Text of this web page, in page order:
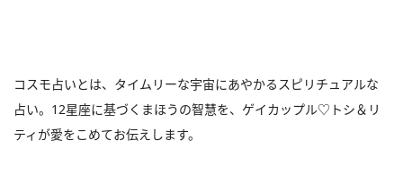
コスモ占いとは、タイムリーな宇宙にあやかるスピリチュアルな
占い。12星座に基づくまほうの智慧を、ゲイカップル♡トシ＆リ
ティが愛をこめてお伝えします。